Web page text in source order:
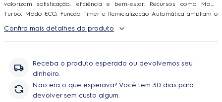
valorizam sofisticação, eficiência e bem-estar. Recursos como Modo
Turbo, Modo ECO, Função Timer e Reinicialização Automática ampliam o
Confira mais detalhes do produto
Receba o produto esperado ou devolvemos seu
dinheiro.
Não era o que esperava? Você tem 30 dias para
devolver sem custo algum.